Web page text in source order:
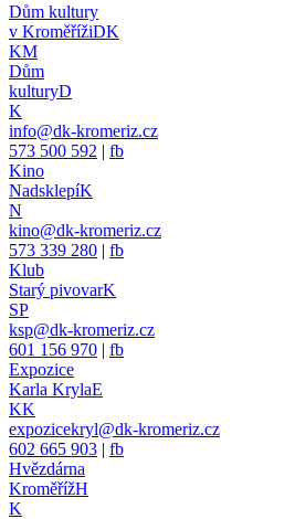
Dům kultury
v KroměřížiDK
KM
Dům
kulturyD
K
info@dk-kromeriz.cz
573 500 592 | fb
Kino
NadsklepíK
N
kino@dk-kromeriz.cz
573 339 280 | fb
Klub
Starý pivovarK
SP
ksp@dk-kromeriz.cz
601 156 970 | fb
Expozice
Karla KrylaE
KK
expozicekryl@dk-kromeriz.cz
602 665 903 | fb
Hvězdárna
KroměřížH
K